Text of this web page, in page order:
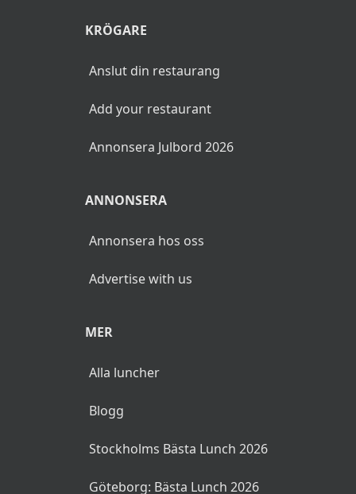
KRÖGARE
Anslut din restaurang
Add your restaurant
Annonsera Julbord 2026
ANNONSERA
Annonsera hos oss
Advertise with us
MER
Alla luncher
Blogg
Stockholms Bästa Lunch 2026
Göteborg: Bästa Lunch 2026